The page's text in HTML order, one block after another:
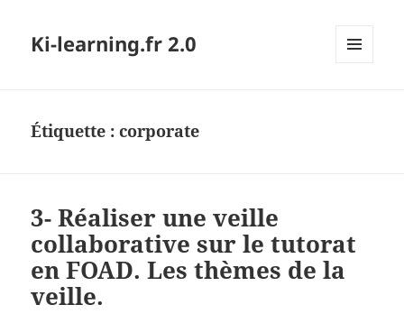
Ki-learning.fr 2.0
Étiquette :corporate
3- Réaliser une veille
collaborative sur le tutorat
en FOAD. Les thèmes de la
veille.